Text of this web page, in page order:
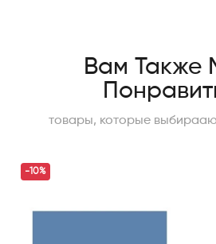
Вам Также
товары, которые
-10%